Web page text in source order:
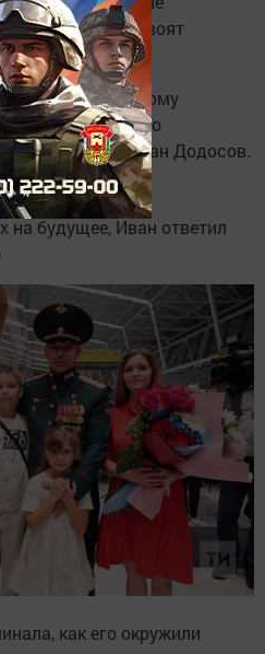
лет ему присвоят
награду. К такому
Неожиданно
– рассказал Иван Додосов.
на будущее, Иван ответил
как его окружили